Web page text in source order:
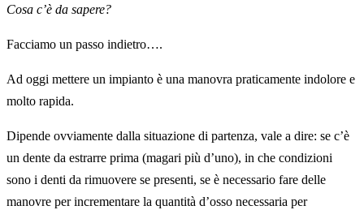
Cosa c’è da sapere?
Facciamo un passo indietro….
Ad oggi mettere un impianto è una manovra praticamente indolore e
molto rapida.
Dipende ovviamente dalla situazione di partenza, vale a dire: se c’è
un dente da estrarre prima (magari più d’uno), in che condizioni
sono i denti da rimuovere se presenti, se è necessario fare delle
manovre per incrementare la quantità d’osso necessaria per